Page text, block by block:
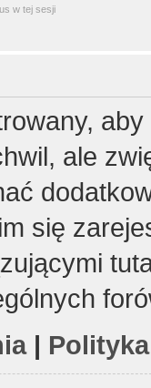
w tej sesji
ale
się
|